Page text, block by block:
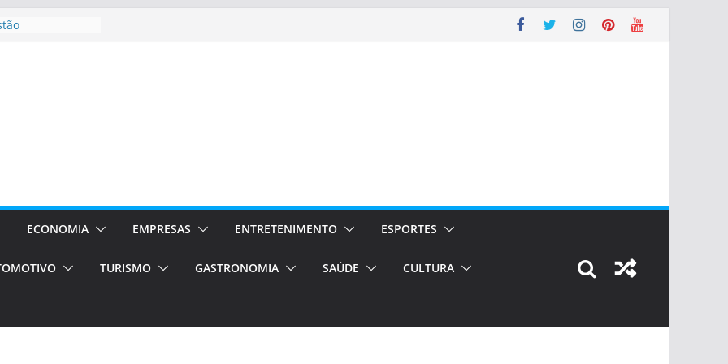
em Porto
de transfer,
de alto padrão
–
o segundo
únicas e
volta!ECONOMIA EMPRESAS ENTRETENIMENTO ESPORTES
TURISMO GASTRONOMIA SAÚDE CULTURA